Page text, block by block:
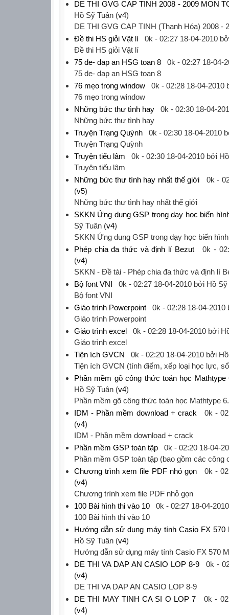
DE THI GVG CAP TINH 2008 - 2009 MON
Hồ Sỹ Tuân (v4)
‎DE THI GVG CAP TINH (Thanh Hóa) 2008 -
Đề thi HS giỏi Vật lí
0k - 02:27 18-04-2010
‎Đề thi HS giỏi Vật lí‎
75 de- dap an HSG toan 8
0k - 02:27 18-04-
‎75 de- dap an HSG toan 8‎
76 mẹo trong window
0k - 02:28 18-04-2010
‎76 mẹo trong window‎
Những bức thư tình hay
0k - 02:30 18-04-
‎Những bức thư tình hay‎
Truyện Trạng Quỳnh
0k - 02:30 18-04-2010
‎Truyện Trạng Quỳnh‎
Truyện tiếu lâm
0k - 02:30 18-04-2010 bởi
‎Truyện tiếu lâm‎
Những bức thư tình hay nhất thế giới
0k -
(v5)
‎Những bức thư tình hay nhất thế giới‎
SKKN Ứng dung GSP trong dạy học biến
Sỹ Tuân (v4)
‎SKKN Ứng dung GSP trong dạy học biến hình‎
Phép chia đa thức và định lí Bezut
0k -
(v4)
‎SKKN - Đề tài - Phép chia đa thức và định lí
Bộ font VNI
0k - 02:27 18-04-2010 bởi Hồ Sỹ
‎Bộ font VNI‎
Giáo trình Powerpoint
0k - 02:28 18-04-2010
‎Giáo trình Powerpoint‎
Giáo trình excel
0k - 02:28 18-04-2010 bởi
‎Giáo trình excel‎
Tiện ích GVCN
0k - 02:20 18-04-2010 bởi
‎Tiện ích GVCN (tính điểm, xếp loại học lực,
Phần mềm gõ công thức toán học Mathtype
Hồ Sỹ Tuân (v4)
‎Phần mềm gõ công thức toán học Mathtype
IDM - Phần mềm download + crack
0k -
(v4)
‎IDM - Phần mềm download + crack‎
Phần mềm GSP toàn tập
0k - 02:20 18-04-
‎Phần mềm GSP toàn tập (bao gồm các công
Chương trình xem file PDF nhỏ gọn
0k -
(v4)
‎Chương trình xem file PDF nhỏ gọn‎
100 Bài hình thi vào 10
0k - 02:27 18-04-2010
‎100 Bài hình thi vào 10‎
Hướng dẫn sử dụng máy tính Casio FX 570
Hồ Sỹ Tuân (v4)
‎Hướng dẫn sử dụng máy tính Casio FX 570
DE THI VA DAP AN CASIO LOP 8-9
0k -
(v4)
‎DE THI VA DAP AN CASIO LOP 8-9‎
DE THI MAY TINH CA SI O LOP 7
0k -
(v4)